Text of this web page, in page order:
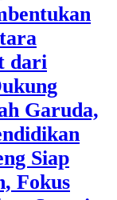
dari
Garuda,
Siap
Fokus